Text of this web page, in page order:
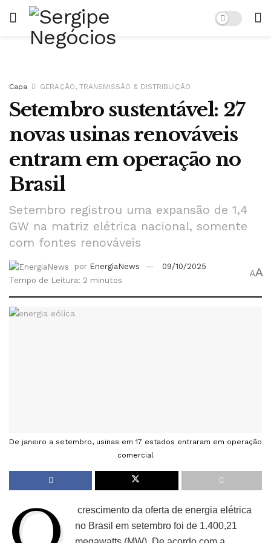
Capa GERAÇÃO, TRANSMISSÃO & DISTRIBUIÇÃO
Setembro sustentável: 27
novas usinas renováveis
entram em operação no
Brasil
Setembro registrou uma expansão de 1,4
GW na matriz elétrica nacional, somente
com fontes renováveis
por EnergiaNews
09/10/2025
Tempo de Leitura: 2 minutos
AA
De janeiro a setembro, usinas em 17 estados entraram em operação
comercial
crescimento da oferta de energia elétrica
no Brasil em setembro foi de 1.400,21